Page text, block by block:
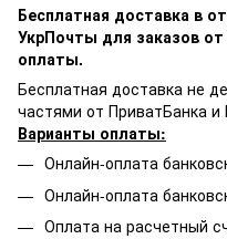
Бесплатная доставка в
УкрПочты для заказов от
оплаты.
Бесплатная доставка не
частями от ПриватБанка
Варианты оплаты:
Онлайн-оплата
Онлайн-оплата
Оплата на расчетный